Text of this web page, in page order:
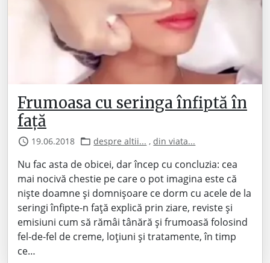
Frumoasa cu seringa înfiptă în
față
19.06.2018 despre altii... ,din viata...
Nu fac asta de obicei, dar încep cu concluzia: cea
mai nocivă chestie pe care o pot imagina este că
niște doamne și domnișoare ce dorm cu acele de la
seringi înfipte-n față explică prin ziare, reviste și
emisiuni cum să rămâi tânără și frumoasă folosind
fel-de-fel de creme, loțiuni și tratamente, în timp
ce…